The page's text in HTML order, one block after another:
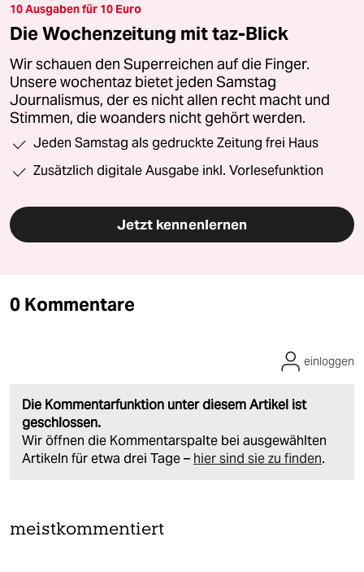
10 Ausgaben für 10 Euro
Die Wochenzeitung mit taz-Blick
Wir schauen den Superreichen auf die Finger.
Unsere wochentaz bietet jeden Samstag
Journalismus, der es nicht allen recht macht und
Stimmen, die woanders nicht gehört werden.
Jeden Samstag als gedruckte Zeitung frei Haus
Zusätzlich digitale Ausgabe inkl. Vorlesefunktion
Jetzt kennenlernen
0 Kommentare
Die Kommentarfunktion unter diesem Artikel ist
geschlossen.
Wir öffnen die Kommentarspalte bei ausgewählten
Artikeln für etwa drei Tage – hier sind sie zu finden.
einloggen
meistkommentiert